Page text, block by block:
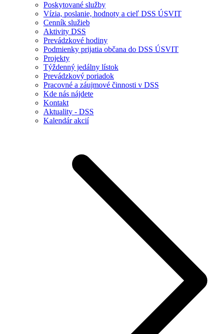
Poskytované služby
Vízia, poslanie, hodnoty a cieľ DSS ÚSVIT
Cenník služieb
Aktivity DSS
Prevádzkové hodiny
Podmienky prijatia občana do DSS ÚSVIT
Projekty
Týždenný jedálny lístok
Prevádzkový poriadok
Pracovné a záujmové činnosti v DSS
Kde nás nájdete
Kontakt
Aktuality - DSS
Kalendár akcií